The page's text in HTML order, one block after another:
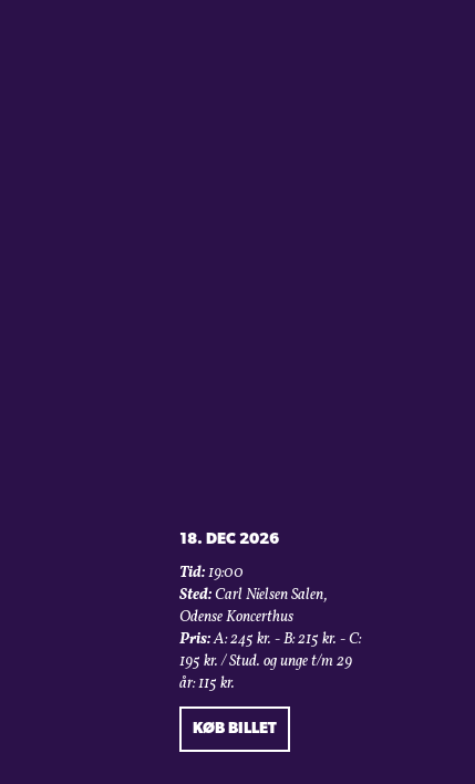
18. DEC 2026
Tid:19:00
Sted:Carl Nielsen Salen,
Odense Koncerthus
Pris:A: 245 kr. - B: 215 kr. - C:
195 kr. / Stud. og unge t/m 29
år: 115 kr.
KØB BILLET